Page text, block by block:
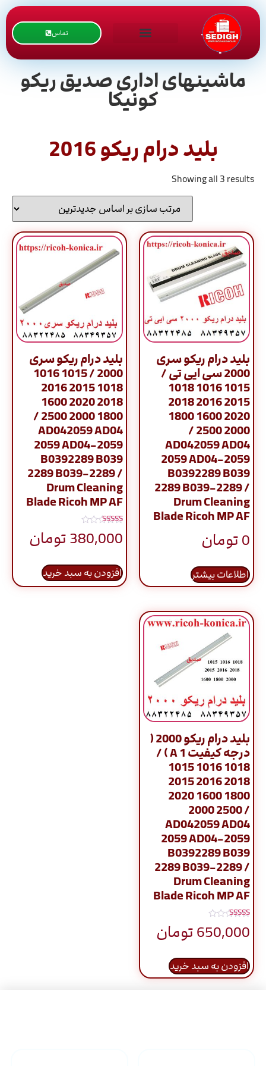
تماس
ماشینهای اداری صدیق ریکو
کونیکا
بلید درام ریکو 2016
Showing all 3 results
بلید درام ریکو سری
2000 سی ایی تی /
1015 1016 1018
2015 2016 2018
2020 1600 1800
2000 2500 /
AD042059 AD04
2059 AD04-2059
B0392289 B039
2289 B039-2289 /
Drum Cleaning
Blade Ricoh MP AF
0تومان
اطلاعات بیشتر
بلید درام ریکو سری
2000 / 1015 1016
1018 2015 2016
2018 2020 1600
1800 2000 2500 /
AD042059 AD04
2059 AD04-2059
B0392289 B039
2289 B039-2289 /
Drum Cleaning
Blade Ricoh MP AF
نمره
5.00
از 5
380,000تومان
افزودن به سبد خرید
بلید درام ریکو 2000 (
درجه کیفیت A 1 ) /
1015 1016 1018
2015 2016 2018
2020 1600 1800
2000 2500 /
AD042059 AD04
2059 AD04-2059
B0392289 B039
2289 B039-2289 /
Drum Cleaning
Blade Ricoh MP AF
نمره
5.00
از 5
650,000تومان
افزودن به سبد خرید